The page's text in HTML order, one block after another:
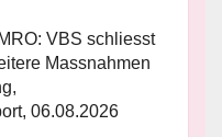
VBS schliesst
Massnahmen
06.08.2026